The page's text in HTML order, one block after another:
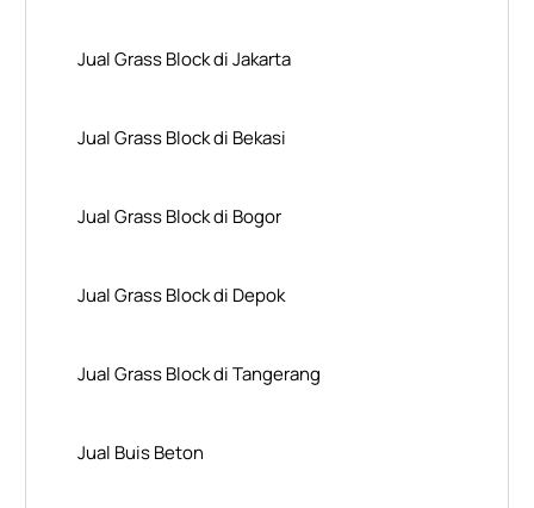
Jual Grass Block di Jakarta
Jual Grass Block di Bekasi
Jual Grass Block di Bogor
Jual Grass Block di Depok
Jual Grass Block di Tangerang
Jual Buis Beton